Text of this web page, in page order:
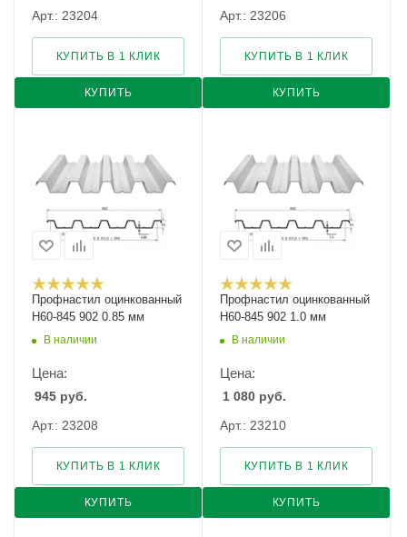
Арт.: 23204
КУПИТЬ
КУПИТЬ В 1 КЛИК
Арт.: 23206
КУПИТЬ
КУПИТЬ В 1 КЛИК
Профнастил оцинкованный
Н60-845 902 0.85 мм
В наличии
Цена:
945 руб.
Арт.: 23208
КУПИТЬ
КУПИТЬ В 1 КЛИК
Профнастил оцинкованный
Н60-845 902 1.0 мм
В наличии
Цена:
1 080 руб.
Арт.: 23210
КУПИТЬ
КУПИТЬ В 1 КЛИК